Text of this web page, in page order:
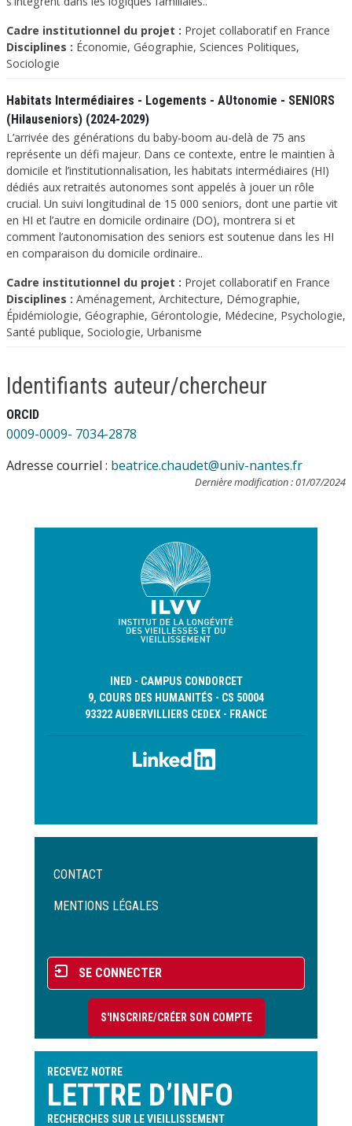
Cadre institutionnel du projet : Projet collaboratif en France
Disciplines : Économie, Géographie, Sciences Politiques,
Sociologie
Habitats Intermédiaires - Logements - AUtonomie - SENIORS
(Hilauseniors) (2024-2029)
L’arrivée des générations du baby-boom au-delà de 75 ans
représente un défi majeur. Dans ce contexte, entre le maintien à
domicile et l’institutionnalisation, les habitats intermédiaires (HI)
dédiés aux retraités autonomes sont appelés à jouer un rôle
crucial. Un suivi longitudinal de 15 000 seniors, dont une partie vit
en HI et l’autre en domicile ordinaire (DO), montrera si et
comment l’autonomisation des seniors est soutenue dans les HI
en comparaison du domicile ordinaire..
Cadre institutionnel du projet : Projet collaboratif en France
Disciplines : Aménagement, Architecture, Démographie,
Épidémiologie, Géographie, Gérontologie, Médecine, Psychologie,
Santé publique, Sociologie, Urbanisme
Identifiants auteur/chercheur
ORCID
0009-0009- 7034-2878
Adresse courriel : beatrice.chaudet@univ-nantes.fr
Dernière modification : 01/07/2024
INED - CAMPUS CONDORCET
9, COURS DES HUMANITÉS - CS 50004
93322 AUBERVILLIERS CEDEX - FRANCE
Menu
de
CONTACT
MENTIONS LÉGALES
Menu
du
compte
l'utilisateur
SE CONNECTER
S'INSCRIRE/CRÉER SON COMPTE
RECEVEZ NOTRE
LETTRE D’INFO
RECHERCHES SUR LE VIEILLISSEMENT